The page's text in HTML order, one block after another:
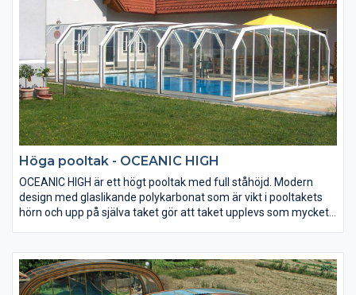
Höga pooltak - OCEANIC HIGH
​​​​OCEANIC HIGH är ett högt pooltak med full ståhöjd. Modern
design med glaslikande polykarbonat som är vikt i pooltakets
hörn och upp på själva taket gör att taket upplevs som mycket
konstruktionen blir starkare. Man kan välja mellan ett tak som
är helt i 4mm kompakt, en glasliknande polykarbonat, eller att
t.e.x. välja kanalplast uppe på själva taket för bättre isolering.